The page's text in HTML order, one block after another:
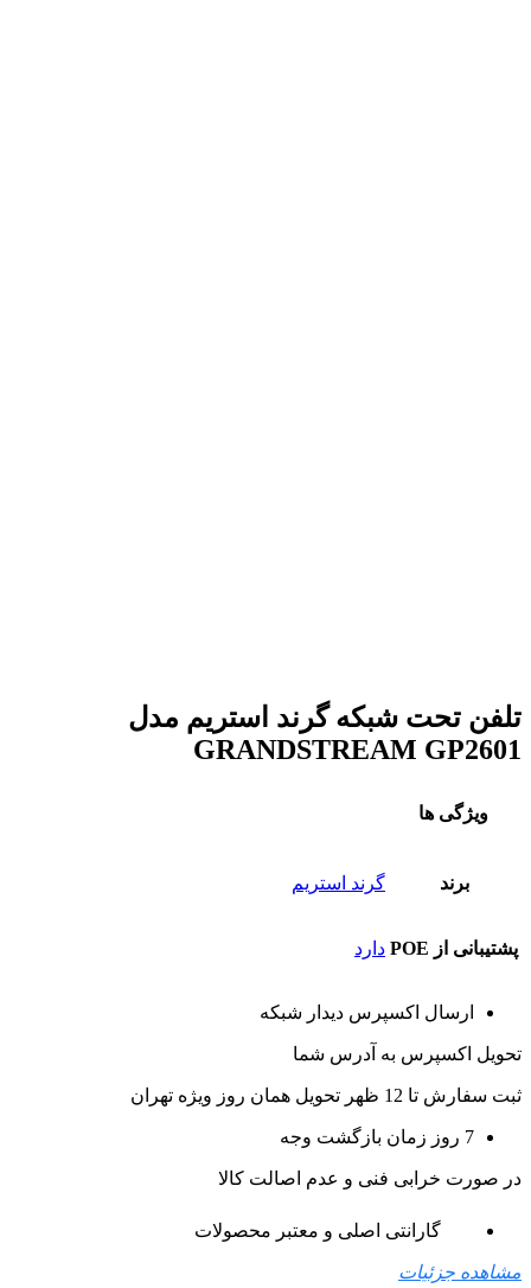
تلفن تحت شبکه گرند استریم مدل
GRANDSTREAM GP2601
ویژگی ها
برند گرند استریم
پشتیبانی از POE دارد
ارسال اکسپرس دیدار شبکه
تحویل اکسپرس به آدرس شما
ثبت سفارش تا 12 ظهر تحویل همان روز ویژه تهران
7 روز زمان بازگشت وجه
در صورت خرابی فنی و عدم اصالت کالا
گارانتی اصلی و معتبر محصولات
مشاهده جزئیات